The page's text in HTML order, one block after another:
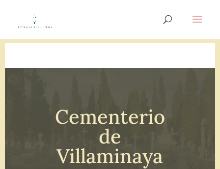
Cementerio
de
Villaminaya